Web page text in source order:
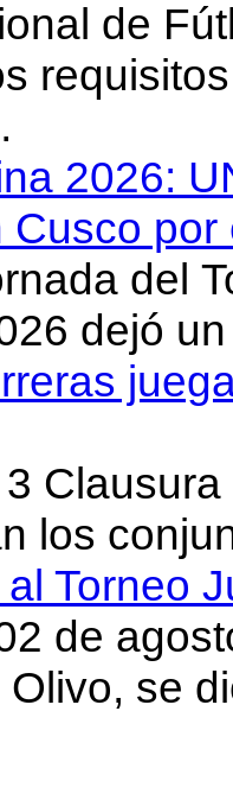
de
2026:
Cusco
del
dejó
los
Torneo
de
Olivo, se